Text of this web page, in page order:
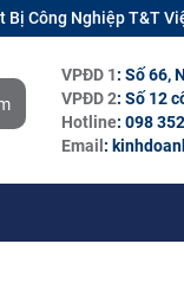
Bị Công Nghiệp T&T
VPĐD 1: Số 66,
VPĐD 2: Số 12
Hotline: 098
Email :